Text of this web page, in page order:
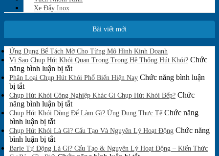
Xe Đẩy Inox
Bài viết mới
Ứng Dụng Bể Tách Mỡ Cho Từng Mô Hình Kinh Doanh
có
bình
luận
ở
Dụng
Tách
Cho
Từng
Hình
Vì Sao Chụp Hút Khói Quan Trọng Trong Hệ Thống Hút Khói? Chức
năng bình luận bị tắtở
Vì
Chụp
Hút
Khói
Trọng
Hệ
Phân Loại Chụp Hút Khói Phổ Biến Hiện Nay Chức năng bình luận
bị tắtở
Phân
Loại
Chụp
Hút
Khói
Phổ
Biến
Chụp Hút Khói Công Nghiệp Khác Gì Chụp Hút Khói Bếp? Chức
năng bình luận bị tắtở
Chụp
Khói
Nghiệp
Chụp Hút Khói Dùng Để Làm Gì? Ứng Dụng Thực Tế Chức năng
bình luận bị tắtở
Chụp
Hút
Khói
Chụp Hút Khói Là Gì? Cấu Tạo Và Nguyên Lý Hoạt Động Chức năng
bình luận bị tắtở
Chụp
Barie Tự Động Là Gì? Cấu Tạo & Nguyên Lý Hoạt Động – Kiến Thức